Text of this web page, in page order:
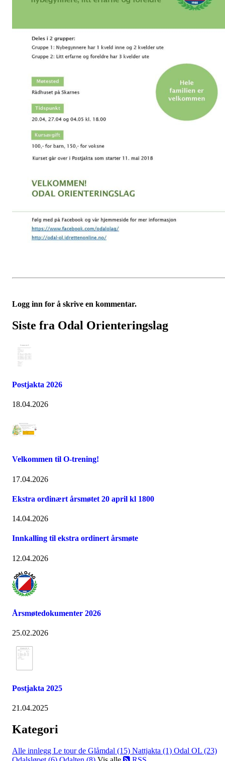
Logg inn for å skrive en kommentar.
Siste fra Odal Orienteringslag
Postjakta 2026
18.04.2026
Velkommen til O-trening!
17.04.2026
Ekstra ordinært årsmøtet 20 april kl 1800
14.04.2026
Innkalling til ekstra ordinert årsmøte
12.04.2026
Årsmøtedokumenter 2026
25.02.2026
Postjakta 2025
21.04.2025
Kategori
Alle innlegg Le tour de Glåmdal (15) Nattjakta (1) Odal OL (23)